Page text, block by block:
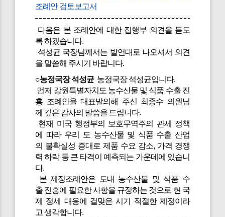
조례안 검토보고서
다음은 본 조례안에 대한 집행부 의견을 듣도
록 하겠습니다.
석성균 국장님께서는 발언대로 나오셔서 의견
을 말씀해 주시기 바랍니다.
○농정국장 석성균농정국장 석성균입니다.
먼저 강원특별자치도 농수산물 및 식품 수출 진
흥 조례안을 대표발의해 주신 최종수 의원님
께 깊은 감사의 말씀을 드립니다.
현재 미국 행정부의 보호무역주의 관세 정책
에 따라 우리 도 농수산물 및 식품 수출 산업
의 불확실성 증대로 제품 수요 감소, 가격 경쟁
력 하락 등 큰 타격이 예측되는 가운데에 있습니
다.
본 제정조례안은 도내 농수산물 및 식품 수
출 진흥에 필요한 사항을 규정하는 것으로 현 국
제 정세 대응에 걸맞은 시기 적절한 제정이라
고 생각합니다.